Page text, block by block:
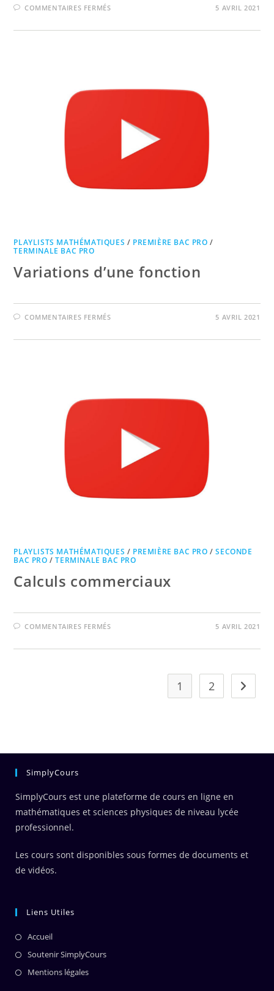
COMMENTAIRES FERMÉSSUR 5 AVRIL 2021
PLAYLISTS MATHÉMATIQUES / PREMIÈRE BAC PRO /
TERMINALE BAC PRO
Variations d’une fonction
COMMENTAIRES FERMÉSSUR
FONCTION
5 AVRIL 2021
PLAYLISTS MATHÉMATIQUES / PREMIÈRE BAC PRO /SECONDE
BAC PRO /TERMINALE BAC PRO
Calculs commerciaux
COMMENTAIRES FERMÉSSUR 5 AVRIL 2021
1 2 Aller à
SimplyCours
SimplyCours est une plateforme de cours en ligne en
mathématiques et sciences physiques de niveau lycée
professionnel.
Les cours sont disponibles sous formes de documents et
de vidéos.
Liens Utiles
Accueil
Soutenir SimplyCours
Mentions légales